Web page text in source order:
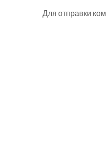
Для отправки